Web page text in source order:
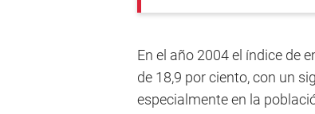
En el año 2004 el índice de
de 18,9 por ciento, con un
especialmente en la